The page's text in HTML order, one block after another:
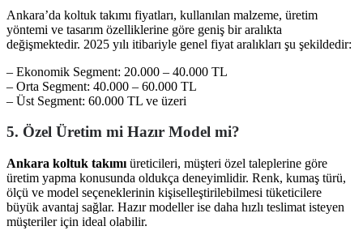
Ankara’da koltuk takımı fiyatları, kullanılan malzeme, üretim
yöntemi ve tasarım özelliklerine göre geniş bir aralıkta
değişmektedir. 2025 yılı itibariyle genel fiyat aralıkları şu şekildedir:
– Ekonomik Segment: 20.000 – 40.000 TL
– Orta Segment: 40.000 – 60.000 TL
– Üst Segment: 60.000 TL ve üzeri
5. Özel Üretim mi Hazır Model mi?
Ankara koltuk takımı üreticileri, müşteri özel taleplerine göre
üretim yapma konusunda oldukça deneyimlidir. Renk, kumaş türü,
ölçü ve model seçeneklerinin kişiselleştirilebilmesi tüketicilere
büyük avantaj sağlar. Hazır modeller ise daha hızlı teslimat isteyen
müşteriler için ideal olabilir.